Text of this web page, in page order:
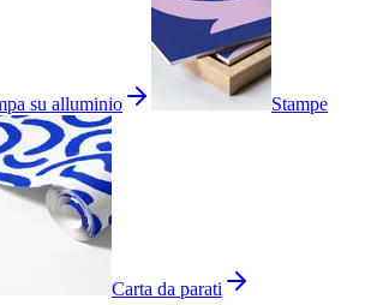
su alluminio Stampe
Carta da parati